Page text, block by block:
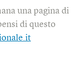
una pagina di
di questo